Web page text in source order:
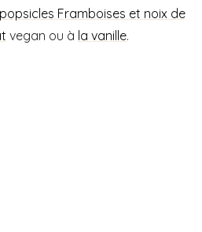
popsicles Framboises et noix de
vegan ou à la vanille.